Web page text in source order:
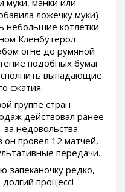
муки, манки или
ложечку муки)
небольшие котлетки
Кленбутерол
огне до румяной
подобных бумаг
выпадающие
сжатия.
группе стран
действовал ранее
недовольства
он провел 12 матчей,
передачи.
запеканочку редко,
процесс!